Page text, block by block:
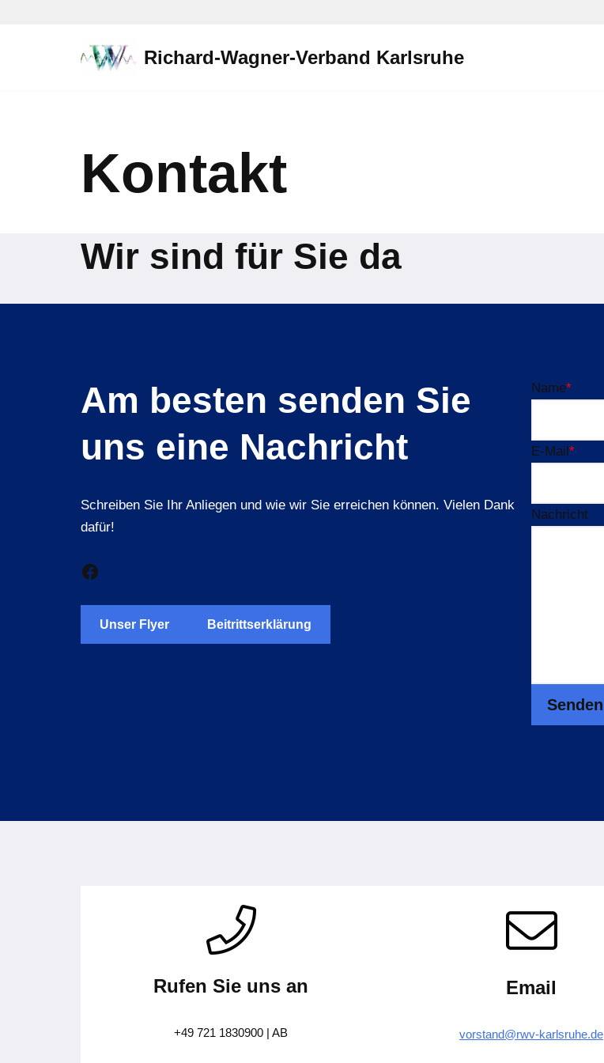
Richard-Wagner-Verband Karlsruhe
Kontakt
Wir sind für Sie da
Am besten senden Sie
uns eine Nachricht
Schreiben Sie Ihr Anliegen und wie wir Sie erreichen können. Vielen Dank
dafür!
Unser Flyer Beitrittserklärung
Name*
E-Mail*
Nachricht
Senden
Rufen Sie uns an
+49 721 1830900 | AB
Email
vorstand@rwv-karlsruhe.de